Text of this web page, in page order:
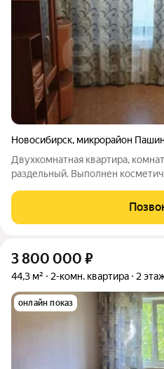
Новосибирск, микрорайон
Двухкомнатная квартира,
раздельный. Выполнен
инфраструктура рядом!
солнечную сторону. Всегда
3 800 000 ₽
44,3 м² 2-комн. квартира 2
онлайн показ